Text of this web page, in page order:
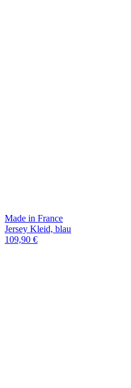
Made in France
Jersey Kleid, blau
109,90 €